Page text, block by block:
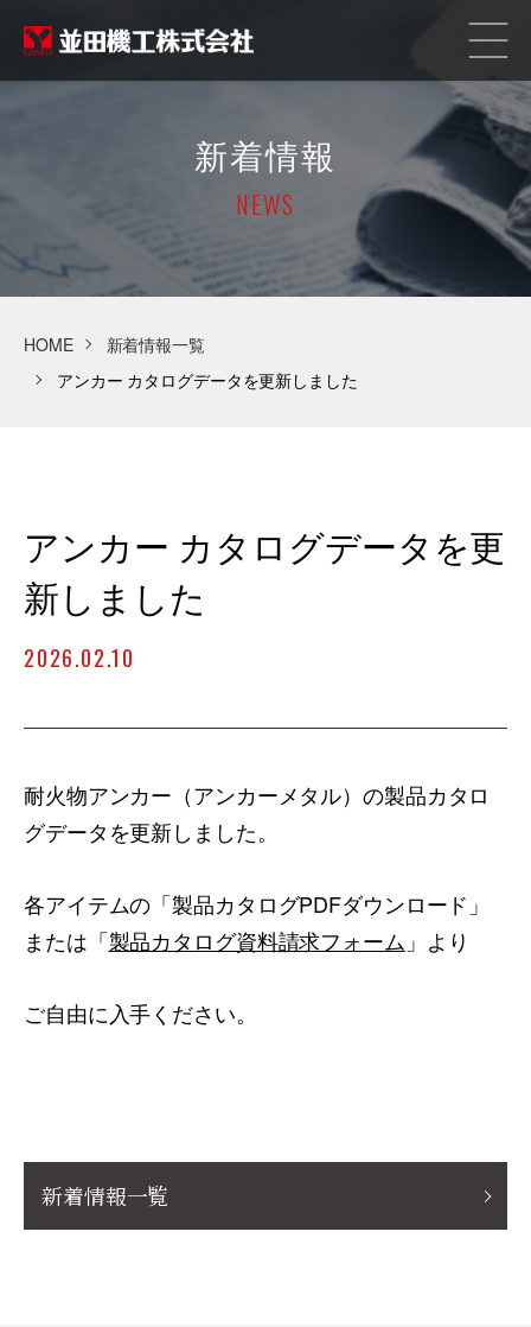
新着情報
NEWS
HOME
新着情報一覧
アンカー カタログデータを更新しました
アンカー カタログデータを更
新しました
2026.02.10
耐火物アンカー（アンカーメタル）の製品カタロ
グデータを更新しました。
各アイテムの「製品カタログPDFダウンロード」
または「製品カタログ資料請求フォーム 」より
ご自由に入手ください。
新着情報一覧